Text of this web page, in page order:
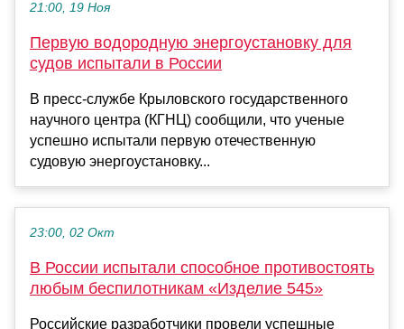
21:00, 19 Ноя
Первую водородную энергоустановку для
судов испытали в России
В пресс-службе Крыловского государственного
научного центра (КГНЦ) сообщили, что ученые
успешно испытали первую отечественную
судовую энергоустановку...
23:00, 02 Окт
В России испытали способное противостоять
любым беспилотникам «Изделие 545»
Российские разработчики провели успешные